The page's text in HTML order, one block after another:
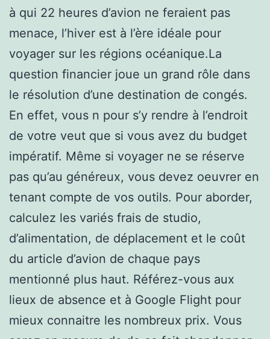
à qui 22 heures d’avion ne feraient pas
menace, l’hiver est à l’ère idéale pour
voyager sur les régions océanique.La
question financier joue un grand rôle dans
le résolution d’une destination de congés.
En effet, vous n pour s’y rendre à l’endroit
de votre veut que si vous avez du budget
impératif. Même si voyager ne se réserve
pas qu’au généreux, vous devez oeuvrer en
tenant compte de vos outils. Pour aborder,
calculez les variés frais de studio,
d’alimentation, de déplacement et le coût
du article d’avion de chaque pays
mentionné plus haut. Référez-vous aux
lieux de absence et à Google Flight pour
mieux connaitre les nombreux prix. Vous